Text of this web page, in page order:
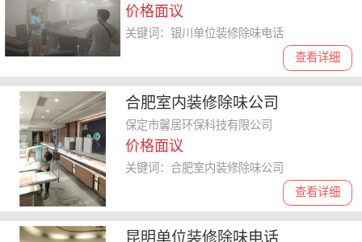
价格面议
查看详细
关键词：银川单位装修除味电话
合肥室内装修除味公司
保定市馨居环保科技有限公司
价格面议
查看详细
关键词：合肥室内装修除味公司
昆明单位装修除味电话